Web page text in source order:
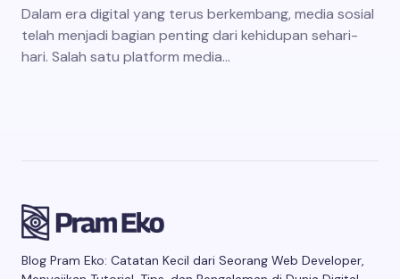
Dalam era digital yang terus berkembang, media sosial
telah menjadi bagian penting dari kehidupan sehari-
hari. Salah satu platform media…
Blog Pram Eko: Catatan Kecil dari Seorang Web Developer,